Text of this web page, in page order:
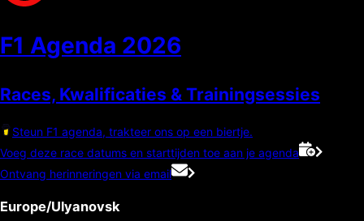
F1 Agenda 2026
Races, Kwalificaties & Trainingsessies
Steun F1 agenda, trakteer ons op een biertje.
Voeg deze race datums en starttijden toe aan je agenda
Ontvang herinneringen via email
Europe/Ulyanovsk